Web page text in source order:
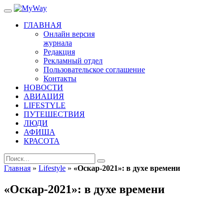
ГЛАВНАЯ
Онлайн версия
журнала
Редакция
Рекламный отдел
Пользовательское соглашение
Контакты
НОВОСТИ
АВИАЦИЯ
LIFESTYLE
ПУТЕШЕСТВИЯ
ЛЮДИ
АФИША
КРАСОТА
Главная » Lifestyle » «Оскар-2021»: в духе времени
«Оскар-2021»: в духе времени